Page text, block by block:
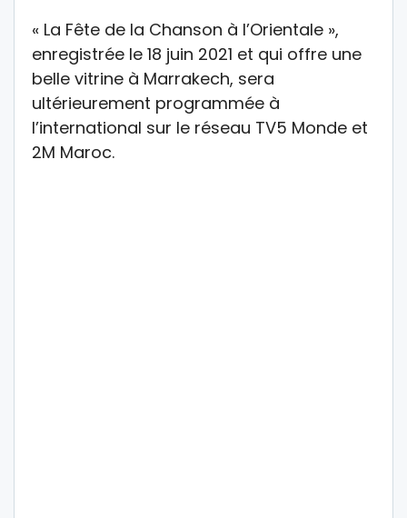
« La Fête de la Chanson à l’Orientale »,
enregistrée le 18 juin 2021 et qui offre une
belle vitrine à Marrakech, sera
ultérieurement programmée à
l’international sur le réseau TV5 Monde et
2M Maroc.